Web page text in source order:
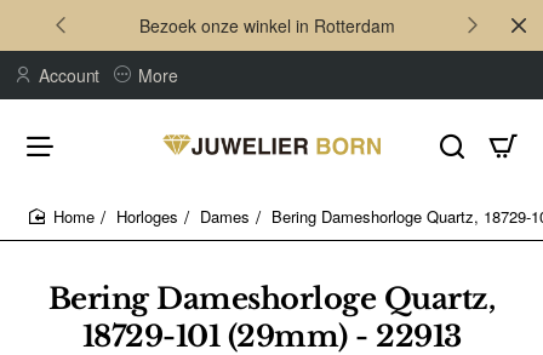
Bezoek onze winkel in Rotterdam
Account More
Bering Dameshorloge Quartz,
18729-101 (29mm) - 22913
Horloges Dames Bering Dameshorloge Quartz, 18729-